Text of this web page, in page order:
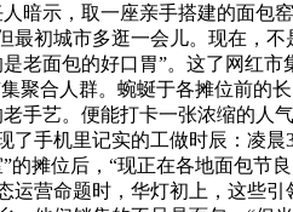
暗示，取一座亲手搭建的面包
最初城市多逛一会儿。现在，
面包的好口胃”。这了网红市
聚合人群。蜿蜒于各摊位前的
手艺。便能打卡一张浓缩的人
了手机里记实的工做时辰：凌
的摊位后，“现正在各地面包
运营命题时，华灯初上，这些